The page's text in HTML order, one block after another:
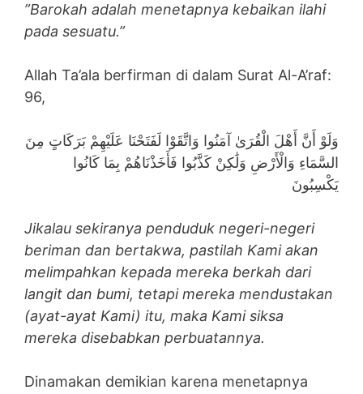
”Barokah adalah menetapnya kebaikan ilahi
pada sesuatu.”
Allah Ta’ala berfirman di dalam Surat Al-A’raf:
96,
وَلَوْ أَنَّ أَهْلَ الْقُرَىٰ آمَنُوا وَاتَّقَوْا لَفَتَحْنَا عَلَيْهِمْ بَرَكَاتٍ مِنَ
السَّمَاءِ وَالْأَرْضِ وَلَٰكِنْ كَذَّبُوا فَأَخَذْنَاهُمْ بِمَا كَانُوا
يَكْسِبُونَ
Jikalau sekiranya penduduk negeri-negeri
beriman dan bertakwa, pastilah Kami akan
melimpahkan kepada mereka berkah dari
langit dan bumi, tetapi mereka mendustakan
(ayat-ayat Kami) itu, maka Kami siksa
mereka disebabkan perbuatannya.
Dinamakan demikian karena menetapnya